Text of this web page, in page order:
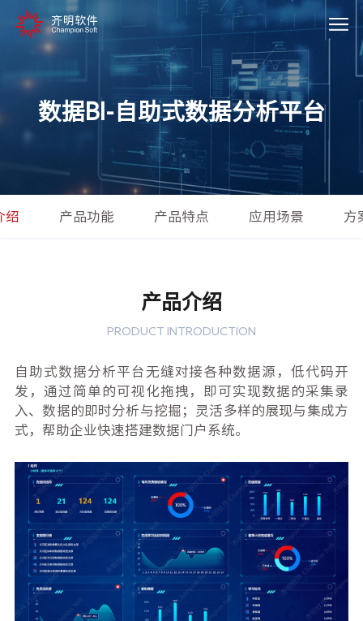
数据BI-自助式数据分析平台
绍 产品功能 产品特点 应用场景 方
产品介绍
PRODUCT INTRODUCTION
自助式数据分析平台无缝对接各种数据源，低代码开
发，通过简单的可视化拖拽，即可实现数据的采集录
入、数据的即时分析与挖掘；灵活多样的展现与集成方
式，帮助企业快速搭建数据门户系统。